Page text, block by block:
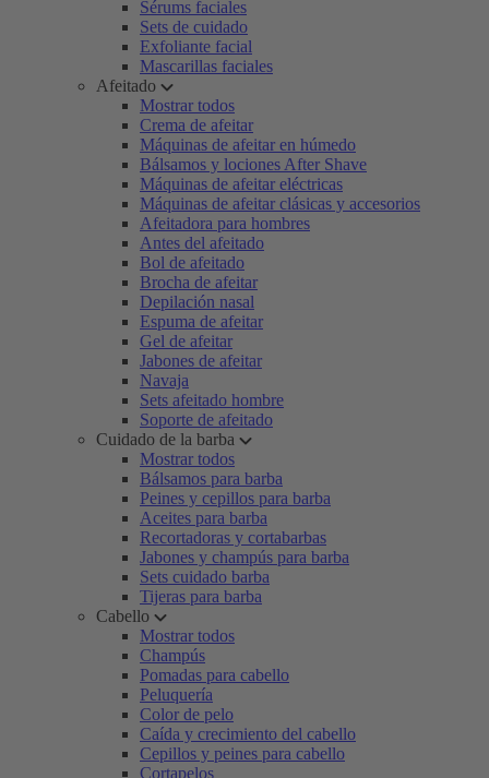
Sérums faciales
Sets de cuidado
Exfoliante facial
Mascarillas faciales
Afeitado
Mostrar todos
Crema de afeitar
Máquinas de afeitar en húmedo
Bálsamos y lociones After Shave
Máquinas de afeitar eléctricas
Máquinas de afeitar clásicas y accesorios
Afeitadora para hombres
Antes del afeitado
Bol de afeitado
Brocha de afeitar
Depilación nasal
Espuma de afeitar
Gel de afeitar
Jabones de afeitar
Navaja
Sets afeitado hombre
Soporte de afeitado
Cuidado de la barba
Mostrar todos
Bálsamos para barba
Peines y cepillos para barba
Aceites para barba
Recortadoras y cortabarbas
Jabones y champús para barba
Sets cuidado barba
Tijeras para barba
Cabello
Mostrar todos
Champús
Pomadas para cabello
Peluquería
Color de pelo
Caída y crecimiento del cabello
Cepillos y peines para cabello
Cortapelos